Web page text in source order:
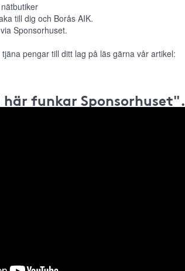
till dig och Borås AIK.
Sponsorhuset.
pengar till ditt lag på läs gärna vår artikel:
här funkar Sponsorhuset".